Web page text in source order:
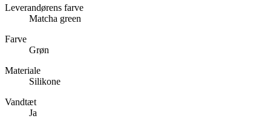
Leverandørens farve
Matcha green
Farve
Grøn
Materiale
Silikone
Vandtæt
Ja